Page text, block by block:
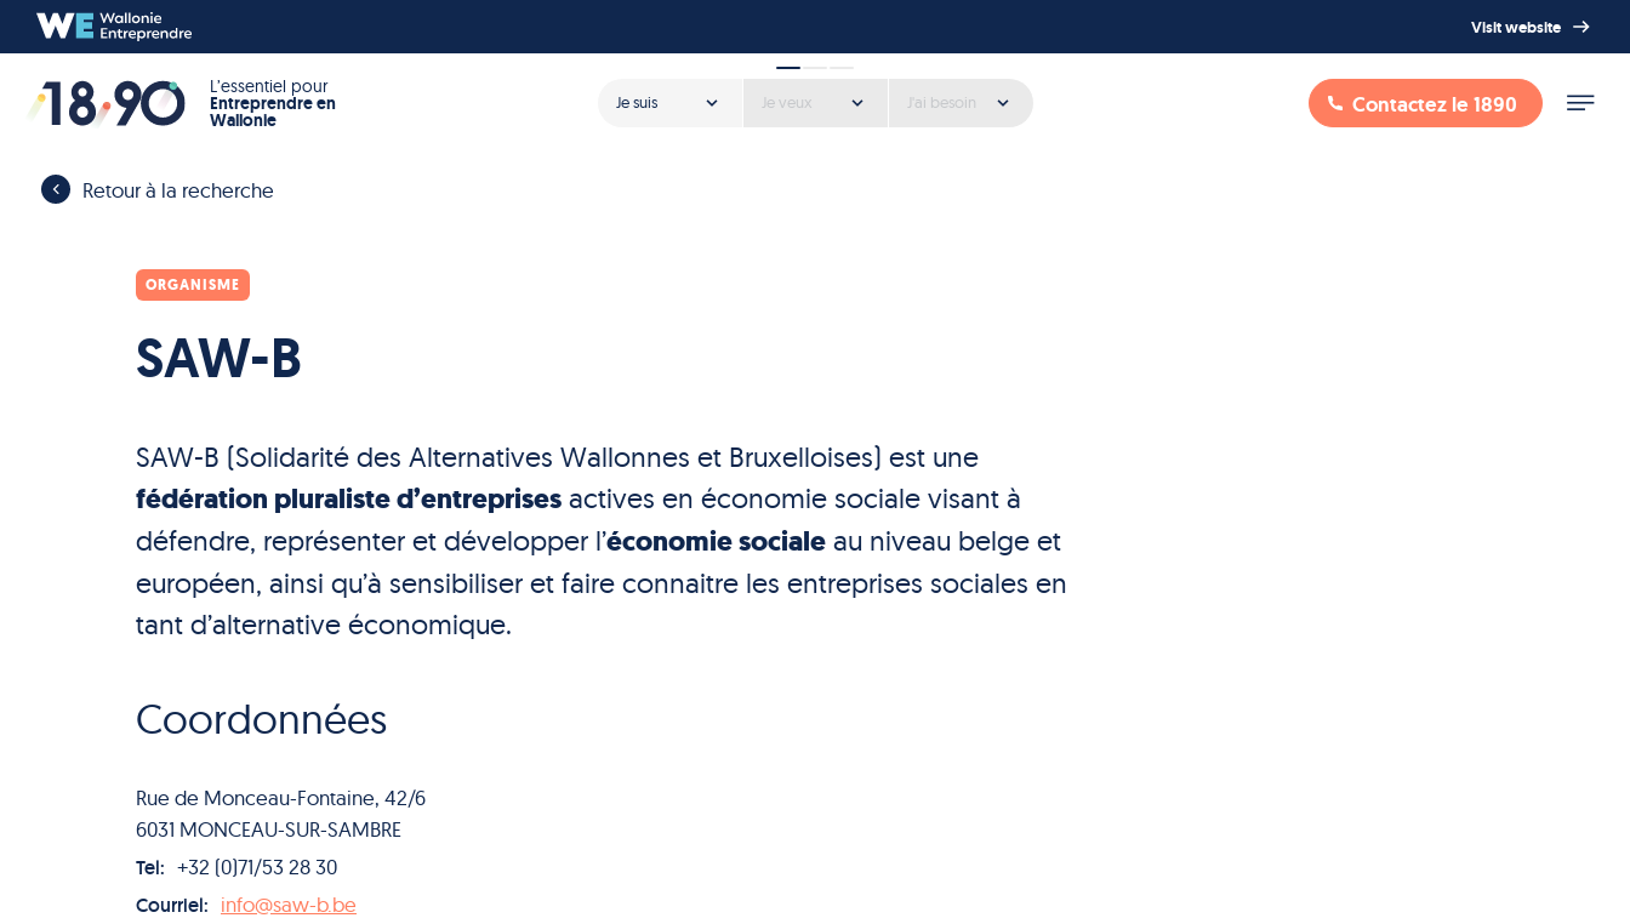
Visit website
L’essentiel pour
Entreprendre en
Wallonie
Contactez le 1890
Je suis Je veux J'ai besoin
Retour à la recherche
ORGANISME
SAW-B
SAW-B (Solidarité des Alternatives Wallonnes et Bruxelloises) est une
fédération pluraliste d’entreprises actives en économie sociale visant à
défendre, représenter et développer l’économie sociale au niveau belge et
européen, ainsi qu’à sensibiliser et faire connaitre les entreprises sociales en
tant d’alternative économique.
Coordonnées
Rue de Monceau-Fontaine, 42/6
6031 MONCEAU-SUR-SAMBRE
Tel: +32 (0)71/53 28 30
Courriel: info@saw-b.be